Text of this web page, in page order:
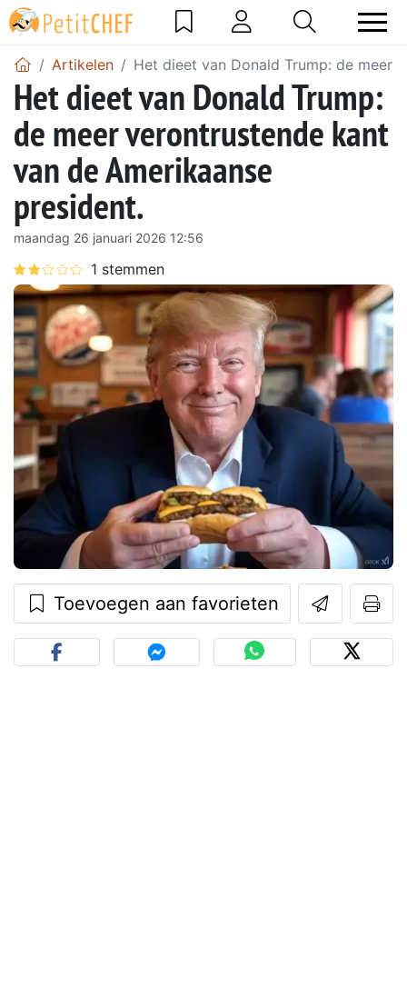
Artikelen Het dieet van Donald Trump: de meer
Het dieet van Donald Trump:
de meer verontrustende kant
van de Amerikaanse
president.
maandag 26 januari 2026 12:56
Toevoegen aan favorieten